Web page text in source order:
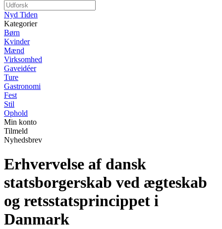
Nyd Tiden
Kategorier
Børn
Kvinder
Mænd
Virksomhed
Gaveidéer
Ture
Gastronomi
Fest
Stil
Ophold
Min konto
Tilmeld
Nyhedsbrev
Erhvervelse af dansk
statsborgerskab ved ægteskab
og retsstatsprincippet i
Danmark